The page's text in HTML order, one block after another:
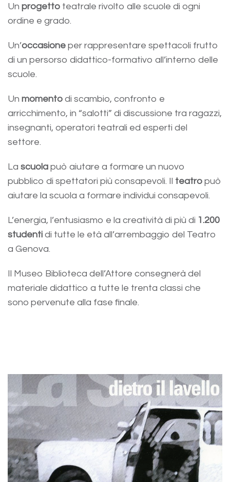
Un progetto teatrale rivolto alle scuole di ogni
ordine e grado.
Un’occasione per rappresentare spettacoli frutto
di un persorso didattico-formativo all’interno delle
scuole.
Un momento di scambio, confronto e
arricchimento, in “salotti” di discussione tra ragazzi,
insegnanti, operatori teatrali ed esperti del
settore.
La scuola può aiutare a formare un nuovo
pubblico di spettatori più consapevoli. Il teatro può
aiutare la scuola a formare individui consapevoli.
L’energia, l’entusiasmo e la creatività di più di 1.200
studenti di tutte le età all’arrembaggio del Teatro
a Genova.
Il Museo Biblioteca dell’Attore consegnerà del
materiale didattico a tutte le trenta classi che
sono pervenute alla fase finale.